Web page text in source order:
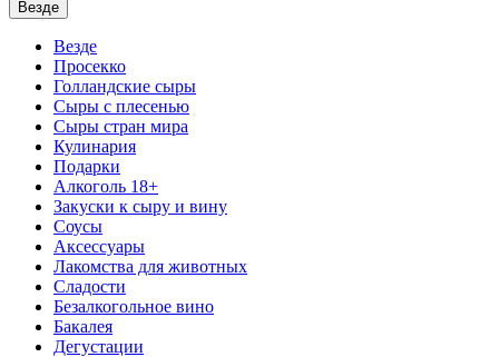
Везде
Везде
Просекко
Голландские сыры
Сыры с плесенью
Сыры стран мира
Кулинария
Подарки
Алкоголь 18+
Закуски к сыру и вину
Соусы
Аксессуары
Лакомства для животных
Сладости
Безалкогольное вино
Бакалея
Дегустации